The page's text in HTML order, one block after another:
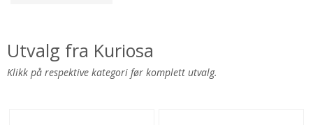
Utvalg fra Kuriosa
Klikk på respektive kategori før komplett utvalg.